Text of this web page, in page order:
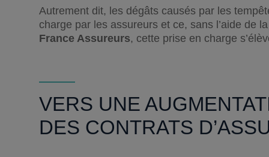
Autrement dit, les dégâts causés par les
charge par les assureurs et ce, sans l’aide de
France Assureurs, cette prise en charge
VERS UNE
DES CONTRATS